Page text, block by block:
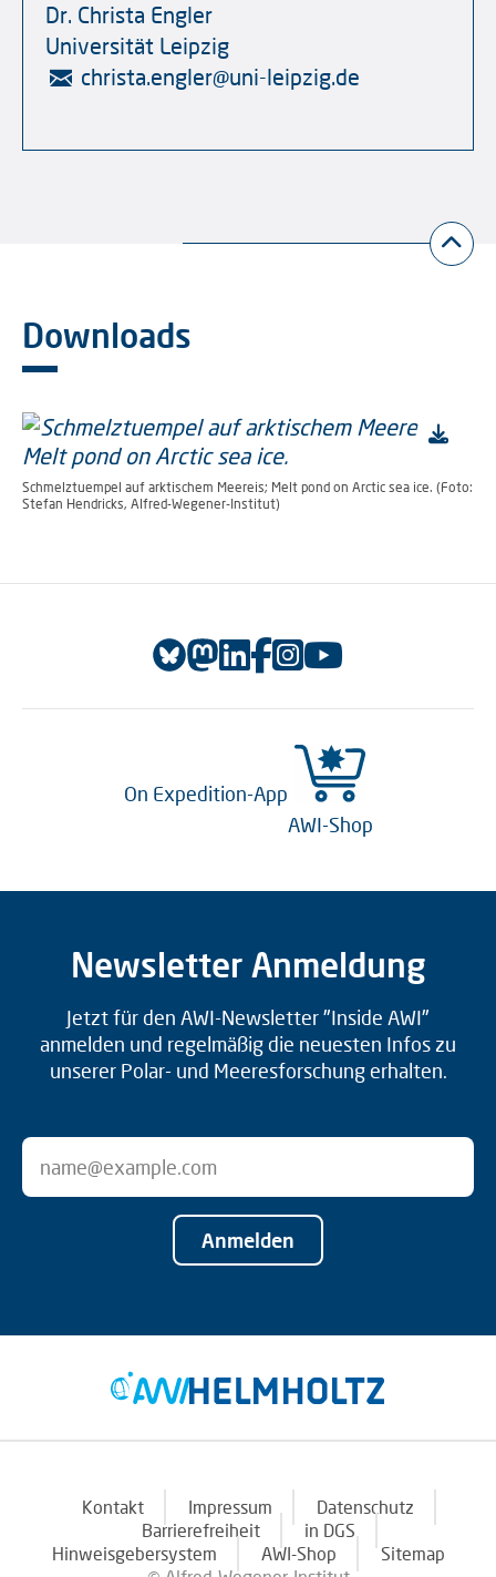
Dr. Christa Engler
Universität Leipzig
christa.engler@uni-leipzig.de
Downloads
Schmelztuempel auf arktischem Meereis; Melt pond on Arctic sea ice. (Foto:
Stefan Hendricks, Alfred-Wegener-Institut)
On Expedition-App
AWI-Shop
Newsletter Anmeldung
Jetzt für den AWI-Newsletter "Inside AWI"
anmelden und regelmäßig die neuesten Infos zu
unserer Polar- und Meeresforschung erhalten.
Anmelden
Kontakt Impressum
Datenschutz
Barrierefreiheit
in DGS
Hinweisgebersystem
AWI-Shop
Sitemap